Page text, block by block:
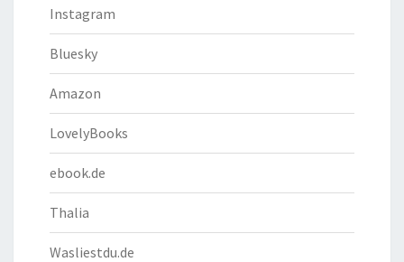
Instagram
Bluesky
Amazon
LovelyBooks
ebook.de
Thalia
Wasliestdu.de